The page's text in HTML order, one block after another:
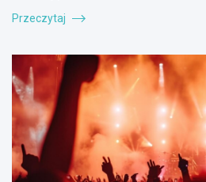
Przeczytaj